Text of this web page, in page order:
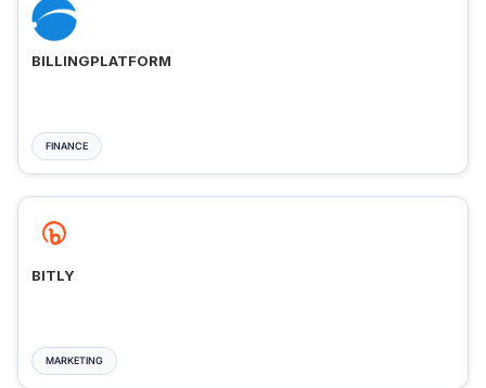
BILLINGPLATFORM
FINANCE
BITLY
MARKETING